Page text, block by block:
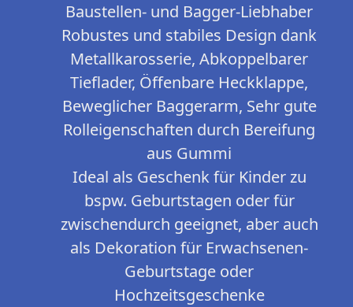
Baustellen- und Bagger-Liebhaber
Robustes und stabiles Design dank
Metallkarosserie, Abkoppelbarer
Tieflader, Öffenbare Heckklappe,
Beweglicher Baggerarm, Sehr gute
Rolleigenschaften durch Bereifung
aus Gummi
Ideal als Geschenk für Kinder zu
bspw. Geburtstagen oder für
zwischendurch geeignet, aber auch
als Dekoration für Erwachsenen-
Geburtstage oder
Hochzeitsgeschenke